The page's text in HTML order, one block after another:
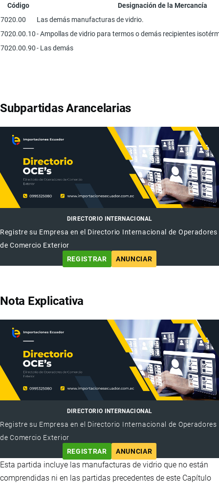
Código
Designación de la Mercancía
7020.00
Las demás manufacturas de vidrio.
7020.00.10- Ampollas de vidrio para termos o demás recipientes
7020.00.90- Las demás
Subpartidas Arancelarias
DIRECTORIO INTERNACIONAL
Registre su Empresa en el Directorio Internacional de Operadores
de Comercio Exterior
REGISTRAR
ANUNCIAR
Nota Explicativa
DIRECTORIO INTERNACIONAL
Registre su Empresa en el Directorio Internacional de Operadores
de Comercio Exterior
REGISTRAR
ANUNCIAR
Esta partida incluye las manufacturas de vidrio que no están
comprendidas ni en las partidas precedentes de este Capítulo